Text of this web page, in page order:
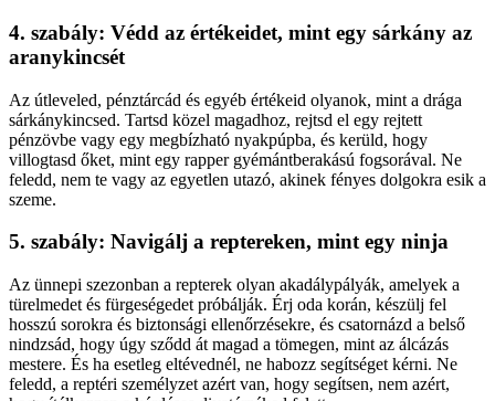
4. szabály: Védd az értékeidet, mint egy sárkány az
aranykincsét
Az útleveled, pénztárcád és egyéb értékeid olyanok, mint a drága
sárkánykincsed. Tartsd közel magadhoz, rejtsd el egy rejtett
pénzövbe vagy egy megbízható nyakpúpba, és kerüld, hogy
villogtasd őket, mint egy rapper gyémántberakású fogsorával. Ne
feledd, nem te vagy az egyetlen utazó, akinek fényes dolgokra esik a
szeme.
5. szabály: Navigálj a reptereken, mint egy ninja
Az ünnepi szezonban a repterek olyan akadálypályák, amelyek a
türelmedet és fürgeségedet próbálják. Érj oda korán, készülj fel
hosszú sorokra és biztonsági ellenőrzésekre, és csatornázd a belső
nindzsád, hogy úgy sződd át magad a tömegen, mint az álcázás
mestere. És ha esetleg eltévednél, ne habozz segítséget kérni. Ne
feledd, a reptéri személyzet azért van, hogy segítsen, nem azért,